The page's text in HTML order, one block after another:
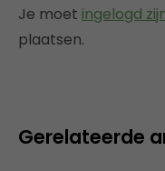
Je moet ingelogd
plaatsen.
Gerelateerde